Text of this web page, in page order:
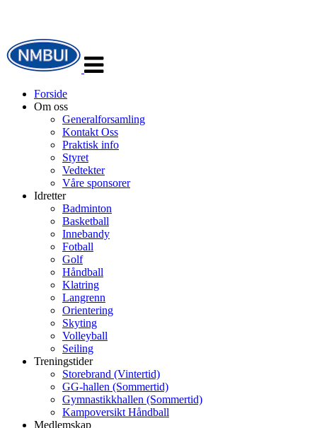
navigasjon
Forside
Om oss
Generalforsamling
Kontakt Oss
Praktisk info
Styret
Vedtekter
Våre sponsorer
Idretter
Badminton
Basketball
Innebandy
Fotball
Golf
Håndball
Klatring
Langrenn
Orientering
Skyting
Volleyball
Seiling
Treningstider
Storebrand (Vintertid)
GG-hallen (Sommertid)
Gymnastikkhallen (Sommertid)
Kampoversikt Håndball
Medlemskap